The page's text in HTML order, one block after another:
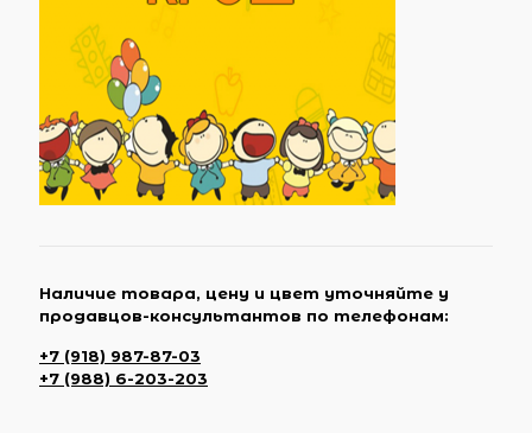
Наличие товара, цену и цвет уточняйте у
продавцов-консультантов по телефонам:
+7 (918) 987-87-03
+7 (988) 6-203-203